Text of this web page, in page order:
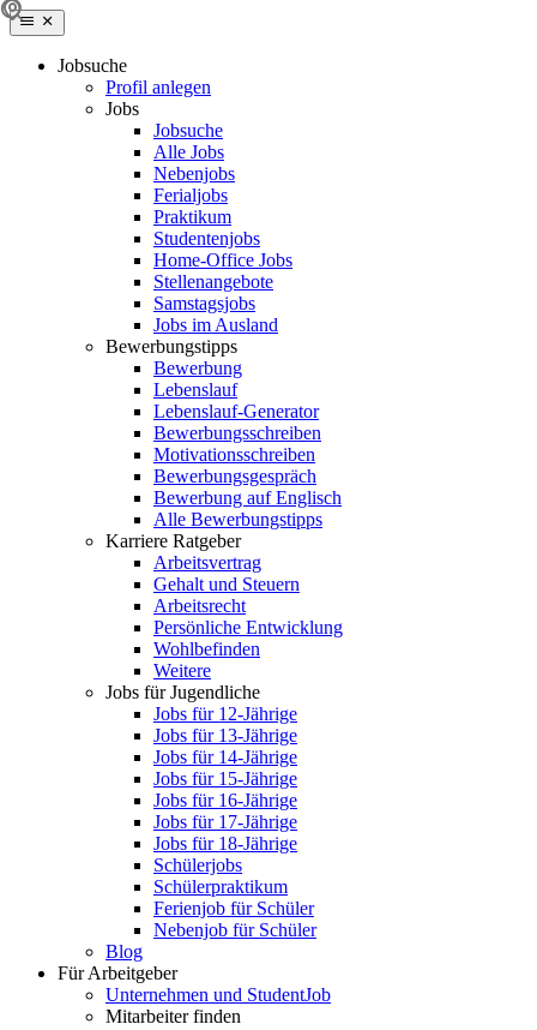
Jobsuche
Profil anlegen
Jobs
Jobsuche
Alle Jobs
Nebenjobs
Ferialjobs
Praktikum
Studentenjobs
Home-Office Jobs
Stellenangebote
Samstagsjobs
Jobs im Ausland
Bewerbungstipps
Bewerbung
Lebenslauf
Lebenslauf-Generator
Bewerbungsschreiben
Motivationsschreiben
Bewerbungsgespräch
Bewerbung auf Englisch
Alle Bewerbungstipps
Karriere Ratgeber
Arbeitsvertrag
Gehalt und Steuern
Arbeitsrecht
Persönliche Entwicklung
Wohlbefinden
Weitere
Jobs für Jugendliche
Jobs für 12-Jährige
Jobs für 13-Jährige
Jobs für 14-Jährige
Jobs für 15-Jährige
Jobs für 16-Jährige
Jobs für 17-Jährige
Jobs für 18-Jährige
Schülerjobs
Schülerpraktikum
Ferienjob für Schüler
Nebenjob für Schüler
Blog
Für Arbeitgeber
Unternehmen und StudentJob
Mitarbeiter finden